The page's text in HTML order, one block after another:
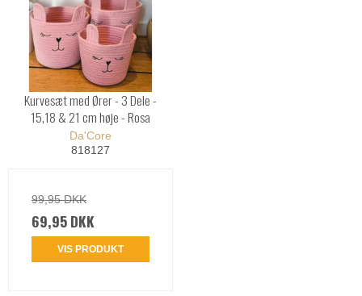
Kurvesæt med Ører - 3 Dele -
15,18 & 21 cm høje - Rosa
Da'Core
818127
99,95 DKK
69,95 DKK
VIS PRODUKT